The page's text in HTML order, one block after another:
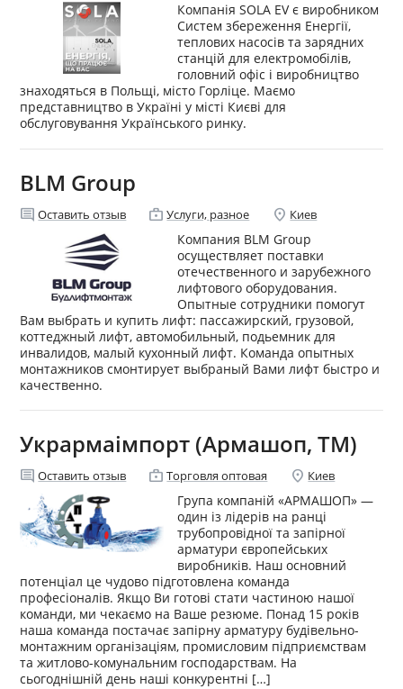
Компанія SOLA EV є виробником
Систем збереження Енергії,
теплових насосів та зарядних
станцій для електромобілів,
головний офіс і виробництво
знаходяться в Польщі, місто Горліце. Маємо
представництво в Україні у місті Києві для
обслуговування Українського ринку.
BLM Group
comment Оставить отзыв enterprise Услуги, разное location_on Киев
Компания BLM Group
осуществляет поставки
отечественного и зарубежного
лифтового оборудования.
Опытные сотрудники помогут
Вам выбрать и купить лифт: пассажирский, грузовой,
коттеджный лифт, автомобильный, подьемник для
инвалидов, малый кухонный лифт. Команда опытных
монтажников смонтирует выбраный Вами лифт быстро и
качественно.
Укрармаімпорт (Армашоп, ТМ)
comment Оставить отзыв enterprise Торговля оптовая location_on Киев
Група компаній «АРМАШОП» —
один із лідерів на ранці
трубопровідної та запірної
арматури європейських
виробників. Наш основний
потенціал це чудово підготовлена ​​команда
професіоналів. Якщо Ви готові стати частиною нашої
команди, ми чекаємо на Ваше резюме. Понад 15 років
наша команда постачає запірну арматуру будівельно-
монтажним організаціям, промисловим підприємствам
та житлово-комунальним господарствам. На
сьогоднішній день наші конкурентні […]